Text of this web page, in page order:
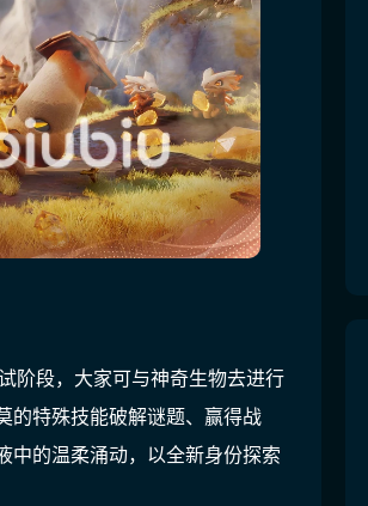
阶段，大家可与神奇生物去进行
的特殊技能破解谜题、赢得战
中的温柔涌动，以全新身份探索